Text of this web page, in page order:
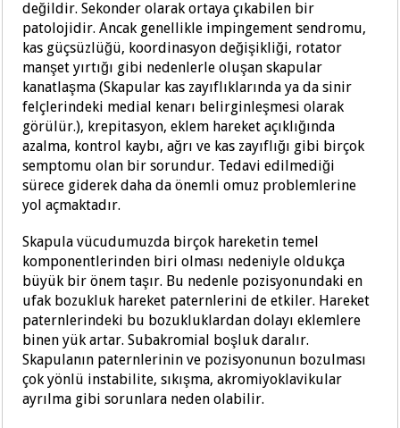
değildir. Sekonder olarak ortaya çıkabilen bir
patolojidir. Ancak genellikle impingement sendromu,
kas güçsüzlüğü, koordinasyon değişikliği, rotator
manşet yırtığı gibi nedenlerle oluşan skapular
kanatlaşma (Skapular kas zayıflıklarında ya da sinir
felçlerindeki medial kenarı belirginleşmesi olarak
görülür.), krepitasyon, eklem hareket açıklığında
azalma, kontrol kaybı, ağrı ve kas zayıflığı gibi birçok
semptomu olan bir sorundur. Tedavi edilmediği
sürece giderek daha da önemli omuz problemlerine
yol açmaktadır.
Skapula vücudumuzda birçok hareketin temel
komponentlerinden biri olması nedeniyle oldukça
büyük bir önem taşır. Bu nedenle pozisyonundaki en
ufak bozukluk hareket paternlerini de etkiler. Hareket
paternlerindeki bu bozukluklardan dolayı eklemlere
binen yük artar. Subakromial boşluk daralır.
Skapulanın paternlerinin ve pozisyonunun bozulması
çok yönlü instabilite, sıkışma, akromiyoklavikular
ayrılma gibi sorunlara neden olabilir.